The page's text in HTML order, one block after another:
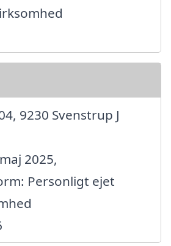
9230 Svenstrup J
2025,
Personligt ejet